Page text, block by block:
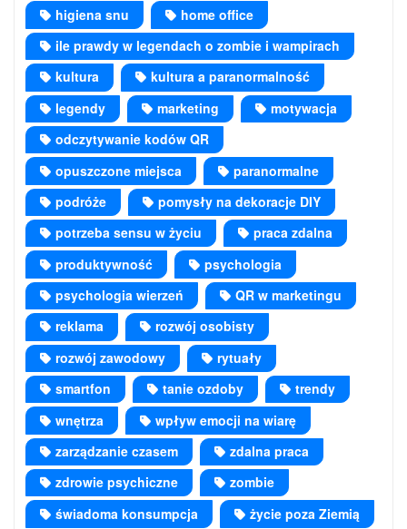
higiena snu
home office
ile prawdy w legendach o zombie i wampirach
kultura
kultura a paranormalność
legendy
marketing
motywacja
odczytywanie kodów QR
opuszczone miejsca
paranormalne
podróże
pomysły na dekoracje DIY
potrzeba sensu w życiu
praca zdalna
produktywność
psychologia
psychologia wierzeń
QR w marketingu
reklama
rozwój osobisty
rozwój zawodowy
rytuały
smartfon
tanie ozdoby
trendy
wnętrza
wpływ emocji na wiarę
zarządzanie czasem
zdalna praca
zdrowie psychiczne
zombie
świadoma konsumpcja
życie poza Ziemią